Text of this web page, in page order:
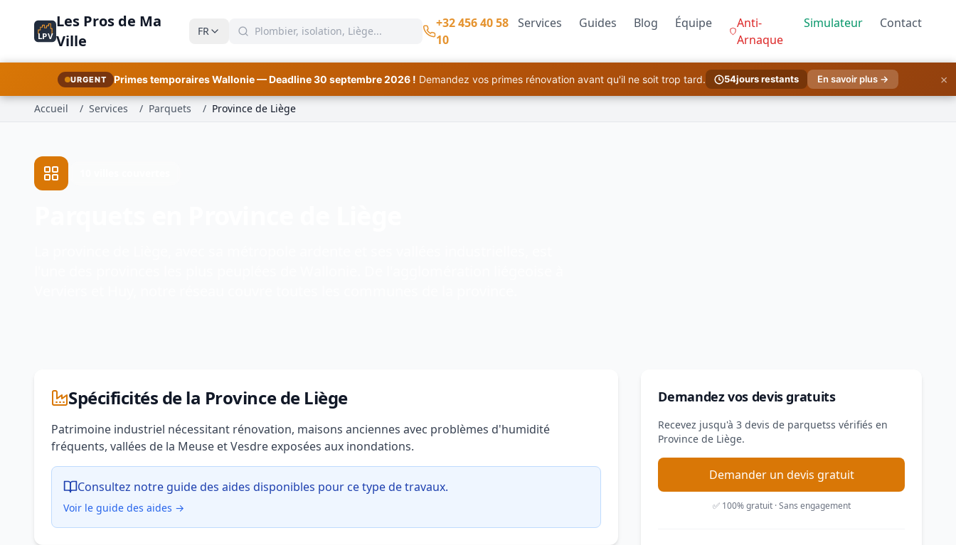
LPV
Les Pros de Ma
Ville
FR
+32 456 40 58
10
Services Guides Blog Équipe
Anti-
Arnaque
Simulateur Contact
URGENT Primes temporaires Wallonie — Deadline 30 septembre 2026 ! Demandez vos primes rénovation avant qu'il ne soit trop tard. 54jours restants En savoir plus → ×
Accueil / Services / Parquets / Province de Liège
Spécificités de la Province de Liège
Patrimoine industriel nécessitant rénovation, maisons anciennes avec problèmes d'humidité
fréquents, vallées de la Meuse et Vesdre exposées aux inondations.
Consultez notre guide des aides disponibles pour ce type de travaux.
Voir le guide des aides →
Demandez vos devis gratuits
Recevez jusqu'à 3 devis de parquetss vérifiés en
Province de Liège.
Demander un devis gratuit
✅ 100% gratuit · Sans engagement